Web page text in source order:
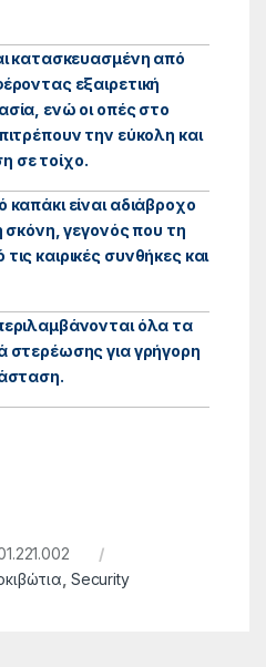
κατασκευασμένη από
εξαιρετική
ενώ οι οπές στο
την εύκολη και
σε τοίχο.
καπάκι είναι αδιάβροχο
σκόνη, γεγονός που τη
καιρικές συνθήκες και
όλα τα
στερέωσης για γρήγορη
Security